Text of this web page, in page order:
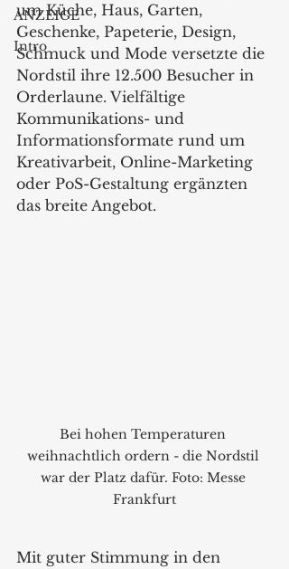
ANZEIGE
Intro
um Küche, Haus, Garten,
Geschenke, Papeterie, Design,
Schmuck und Mode versetzte die
Nordstil ihre 12.500 Besucher in
Orderlaune. Vielfältige
Kommunikations- und
Informationsformate rund um
Kreativarbeit, Online-Marketing
oder PoS-Gestaltung ergänzten
das breite Angebot.
Bei hohen Temperaturen
weihnachtlich ordern - die Nordstil
war der Platz dafür. Foto: Messe
Frankfurt
Mit guter Stimmung in den